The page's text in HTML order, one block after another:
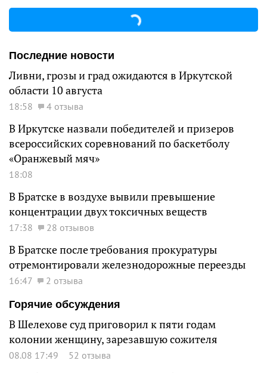
Последние новости
Ливни, грозы и град ожидаются в Иркутской
области 10 августа
18:58 4 отзыва
В Иркутске назвали победителей и призеров
всероссийских соревнований по баскетболу
«Оранжевый мяч»
18:08
В Братске в воздухе вывили превышение
концентрации двух токсичных веществ
17:38 28 отзывов
В Братске после требования прокуратуры
отремонтировали железнодорожные переезды
16:47
2 отзыва
Горячие обсуждения
В Шелехове суд приговорил к пяти годам
колонии женщину, зарезавшую сожителя
08.08 17:49 52 отзыва